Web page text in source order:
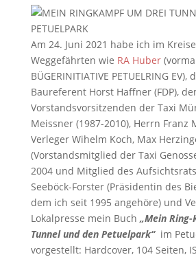
Am 24. Juni 2021 habe ich im
Weggefährten wie RA Huber
BÜGERINITIATIVE PETUELRING
Baureferent Horst Haffner (FDP),
Vorstandsvorsitzenden der Taxi
Meissner (1987-2010), Herrn Franz
Verleger Wihelm Koch, Max
(Vorstandsmitglied der Taxi
2004 und Mitglied des
Seeböck-Forster (Präsidentin des
dem ich seit 1995 angehöre) und
Lokalpresse mein Buch „Mein
Tunnel und den Petuelpark“ im
vorgestellt: Hardcover, 104 Seiten,